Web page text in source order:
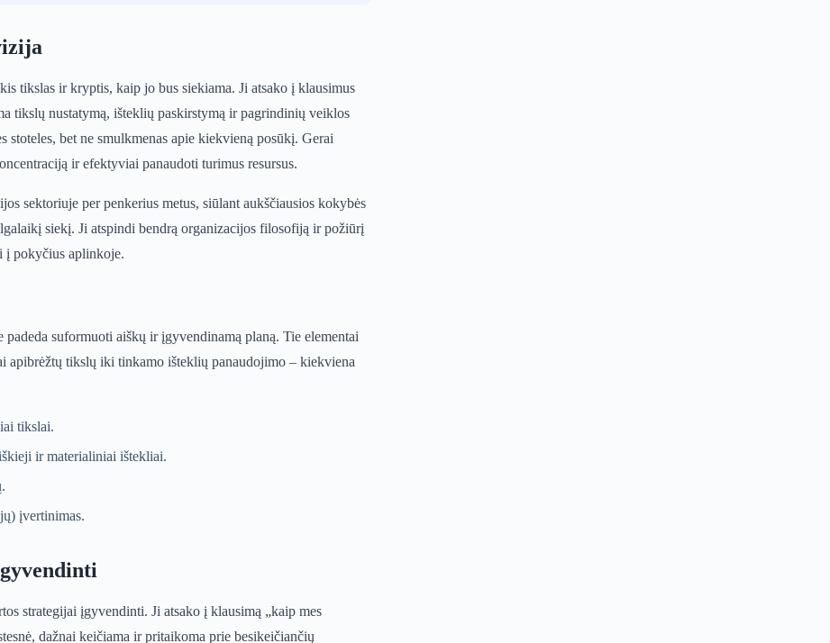
tikslas ir kryptis, kaip jo bus siekiama. Ji atsako į klausimus
tikslų nustatymą, išteklių paskirstymą ir pagrindinių veiklos
bet ne smulkmenas apie kiekvieną posūkį. Gerai
ir efektyviai panaudoti turimus resursus.
sektoriuje per penkerius metus, siūlant aukščiausios kokybės
siekį. Ji atspindi bendrą organizacijos filosofiją ir požiūrį
į pokyčius aplinkoje.
suformuoti aiškų ir įgyvendinamą planą. Tie elementai
apibrėžtų tikslų iki tinkamo išteklių panaudojimo – kiekviena
tikslai.
ir materialiniai ištekliai.
įvertinimas.
strategijai įgyvendinti. Ji atsako į klausimą „kaip mes
dažnai keičiama ir pritaikoma prie besikeičiančių